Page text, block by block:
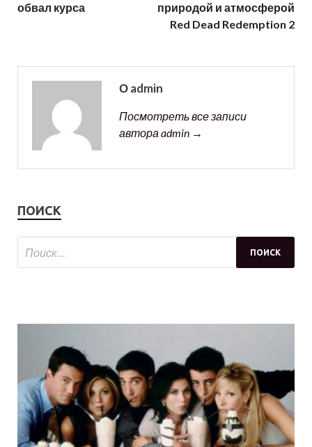
обвал курса
природой и атмосферой
Red Dead Redemption 2
О admin
Посмотреть все записи
автора admin →
ПОИСК